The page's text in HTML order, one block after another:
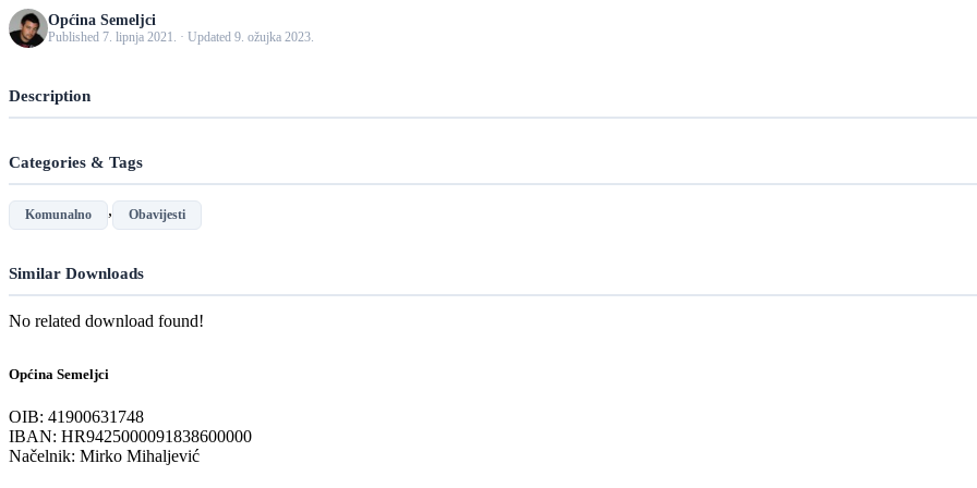
Općina Semeljci
Published 7. lipnja 2021. · Updated 9. ožujka 2023.
Description
Categories & Tags
Komunalno , Obavijesti
Similar Downloads
No related download found!
Općina Semeljci
OIB: 41900631748
IBAN: HR9425000091838600000
Načelnik: Mirko Mihaljević